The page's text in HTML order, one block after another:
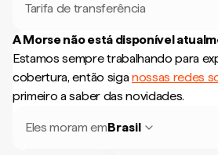
Tarifa de transferência
A Morse não está disponível
Estamos sempre trabalhando para
cobertura, então siganossas redes
primeiro a saber das novidades.
Eles moram emBrasil